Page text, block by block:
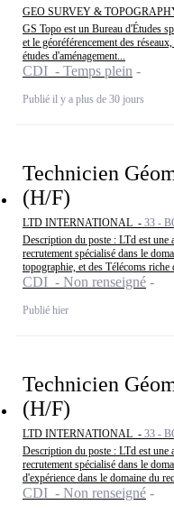
GEO SURVEY &
GS Topo est un Bureau d'Études
et le géoréférencement des
études d'aménagement...
CDI - Temps plein
Publié il y a plus de 30 jours
Technicien
(H/F)
LTD INTERNATIONAL - 33 -
Description du poste : LTd est une
recrutement spécialisé dans le
topographie, et des Télécoms riche
CDI - Non renseigné
Publié hier
Technicien
(H/F)
LTD INTERNATIONAL - 33 -
Description du poste : LTd est une
recrutement spécialisé dans le
d'expérience dans le domaine du
CDI - Non renseigné